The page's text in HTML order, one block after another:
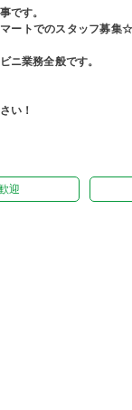
です。
ートでのスタッフ募集
ニ業務全般です。
い！
迎